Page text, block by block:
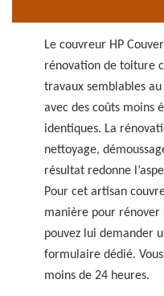
Le couvreur HP
rénovation de toiture
travaux semblables
avec des coûts moins
identiques. La
nettoyage,
résultat redonne
Pour cet artisan
manière pour rénover
pouvez lui demander
formulaire dédié.
moins de 24 heures.